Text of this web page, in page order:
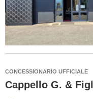
CONCESSIONARIO UFFICIALE
Cappello G. &